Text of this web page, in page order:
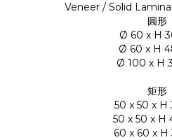
Veneer / Solid
圓形
Ø 60 x H
Ø 60 x H
Ø 100 x H
矩形
50 x 50 x H
50 x 50 x H
60 x 60 x H